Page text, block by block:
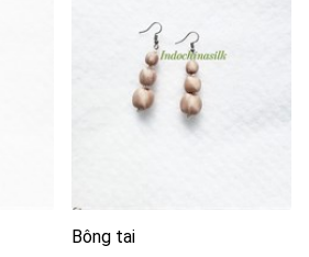
Bông tai